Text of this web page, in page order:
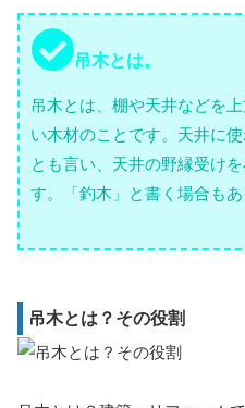
吊木とは。
吊木とは、棚や天井などを
い木材のことです。天井に
とも言い、天井の野縁受け
す。「釣木」と書く場合もあ
吊木とは？その役割